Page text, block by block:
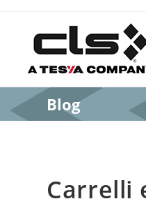
Blog
Carrelli